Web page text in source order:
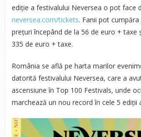
ediție a festivalului Neversea o pot face
neversea.com/tickets. Fanii pot
prețuri începând de la 56 de euro + taxe
335 de euro + taxe.
România se află pe harta marilor
datorită festivalului Neversea, care a
ascensiune în Top 100 Festivals, unde
marchează un nou record în cele 5 ediții